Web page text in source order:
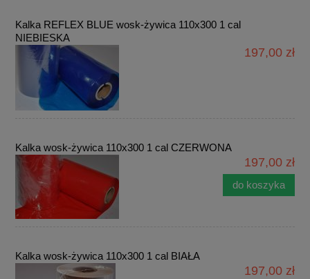
Kalka REFLEX BLUE wosk-żywica 110x300 1 cal
NIEBIESKA
197,00 zł
Kalka wosk-żywica 110x300 1 cal CZERWONA
197,00 zł
do koszyka
Kalka wosk-żywica 110x300 1 cal BIAŁA
197,00 zł